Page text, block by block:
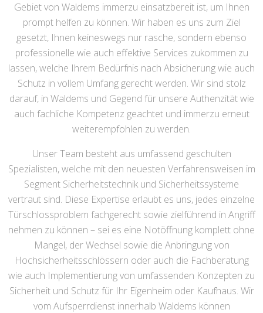
Gebiet von Waldems immerzu einsatzbereit ist, um Ihnen
prompt helfen zu können. Wir haben es uns zum Ziel
gesetzt, Ihnen keineswegs nur rasche, sondern ebenso
professionelle wie auch effektive Services zukommen zu
lassen, welche Ihrem Bedürfnis nach Absicherung wie auch
Schutz in vollem Umfang gerecht werden. Wir sind stolz
darauf, in Waldems und Gegend für unsere Authenzität wie
auch fachliche Kompetenz geachtet und immerzu erneut
weiterempfohlen zu werden.
Unser Team besteht aus umfassend geschulten
Spezialisten, welche mit den neuesten Verfahrensweisen im
Segment Sicherheitstechnik und Sicherheitssysteme
vertraut sind. Diese Expertise erlaubt es uns, jedes einzelne
Türschlossproblem fachgerecht sowie zielführend in Angriff
nehmen zu können – sei es eine Notöffnung komplett ohne
Mangel, der Wechsel sowie die Anbringung von
Hochsicherheitsschlössern oder auch die Fachberatung
wie auch Implementierung von umfassenden Konzepten zu
Sicherheit und Schutz für Ihr Eigenheim oder Kaufhaus. Wir
vom Aufsperrdienst innerhalb Waldems können